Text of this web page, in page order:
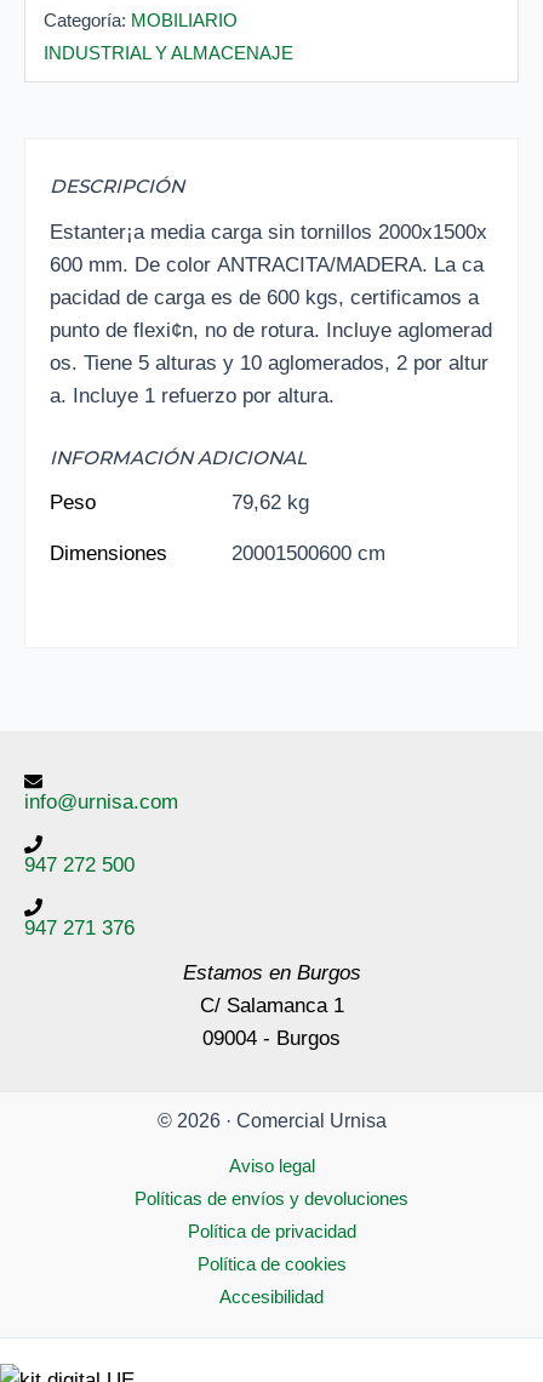
Categoría: MOBILIARIO
INDUSTRIAL Y ALMACENAJE
DESCRIPCIÓN
Estanter¡a media carga sin tornillos 2000x1500x
600 mm. De color ANTRACITA/MADERA. La ca
pacidad de carga es de 600 kgs, certificamos a
punto de flexi¢n, no de rotura. Incluye aglomerad
os. Tiene 5 alturas y 10 aglomerados, 2 por altur
a. Incluye 1 refuerzo por altura.
INFORMACIÓN ADICIONAL
Peso
79,62 kg
Dimensiones 20001500600 cm
info@urnisa.com
947 272 500
947 271 376
Estamos en Burgos
C/ Salamanca 1
09004 - Burgos
© 2026 · Comercial Urnisa
Aviso legal
Políticas de envíos y devoluciones
Política de privacidad
Política de cookies
Accesibilidad